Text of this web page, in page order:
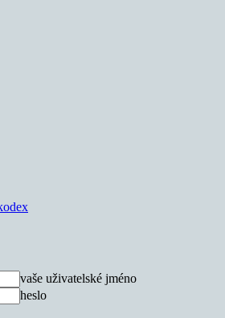
vaše uživatelské jméno
heslo